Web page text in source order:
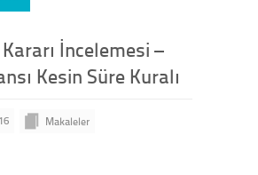
İncelemesi –
Kesin Süre Kuralı
Makaleler